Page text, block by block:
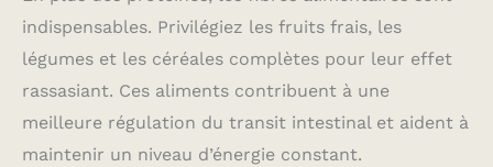
indispensables. Privilégiez les fruits frais, les
légumes et les céréales complètes pour leur effet
rassasiant. Ces aliments contribuent à une
meilleure régulation du transit intestinal et aident à
maintenir un niveau d’énergie constant.